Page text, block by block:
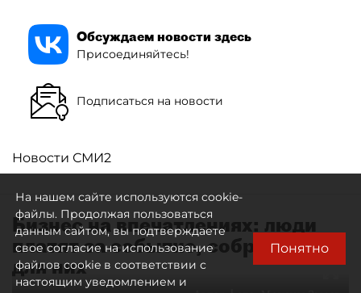
Обсуждаем новости здесь
Присоединяйтесь!
Подписаться на новости
Новости СМИ2
Бизнес на впечатлениях: люди
платят за событие, собранное
для них
На нашем сайте используются cookie-
файлы. Продолжая пользоваться
данным сайтом, вы подтверждаете
свое согласие на использование
файлов cookie в соответствии с
настоящим уведомлением и
Понятно